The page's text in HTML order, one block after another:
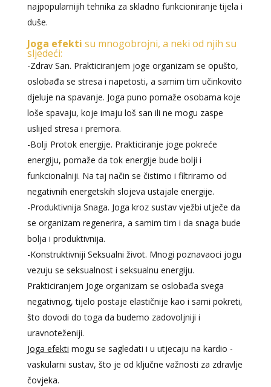
najpopularnijih tehnika za skladno funkcioniranje tijela i
duše.
Joga efekti su mnogobrojni, a neki od njih su
sljedeći:
-Zdrav San. Prakticiranjem joge organizam se opušto,
oslobađa se stresa i napetosti, a samim tim učinkovito
djeluje na spavanje. Joga puno pomaže osobama koje
loše spavaju, koje imaju loš san ili ne mogu zaspe
uslijed stresa i premora.
-Bolji Protok energije. Prakticiranje joge pokreće
energiju, pomaže da tok energije bude bolji i
funkcionalniji. Na taj način se čistimo i filtriramo od
negativnih energetskih slojeva ustajale energije.
-Produktivnija Snaga. Joga kroz sustav vježbi utječe da
se organizam regenerira, a samim tim i da snaga bude
bolja i produktivnija.
-Konstruktivniji Seksualni život. Mnogi poznavaoci jogu
vezuju se seksualnost i seksualnu energiju.
Prakticiranjem Joge organizam se oslobađa svega
negativnog, tijelo postaje elastičnije kao i sami pokreti,
što dovodi do toga da budemo zadovoljniji i
uravnoteženiji.
Joga efekti mogu se sagledati i u utjecaju na kardio -
vaskularni sustav, što je od ključne važnosti za zdravlje
čovjeka.